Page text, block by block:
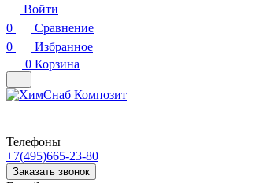
Войти
0
Сравнение
0
Избранное
0 Корзина
Телефоны
+7(495)665-23-80
Заказать звонок